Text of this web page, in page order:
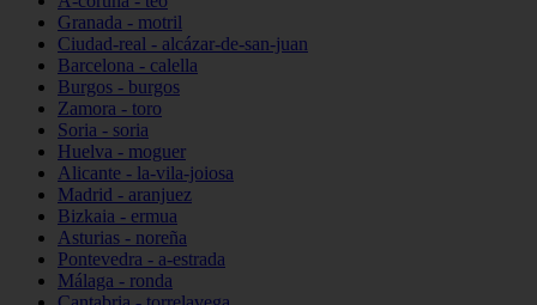
Granada - motril
Ciudad-real - alcázar-de-san-juan
Barcelona - calella
Burgos - burgos
Zamora - toro
Soria - soria
Huelva - moguer
Alicante - la-vila-joiosa
Madrid - aranjuez
Bizkaia - ermua
Asturias - noreña
Pontevedra - a-estrada
Málaga - ronda